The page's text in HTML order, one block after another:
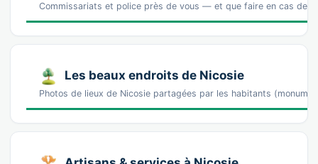
Commissariats et police près de vous — et que faire en cas de
Les beaux endroits de Nicosie
Photos de lieux de Nicosie partagées par les habitants